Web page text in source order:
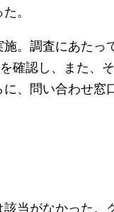
。
。調査にあたっ
確認し、また、そ
、問い合わせ窓
当がなかった。